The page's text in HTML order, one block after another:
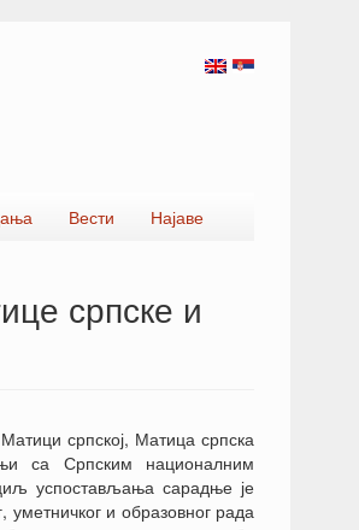
Вести Најаве
српске и
српској, Матица српска
са Српским националним
успостављања сарадње је
и образовног рада